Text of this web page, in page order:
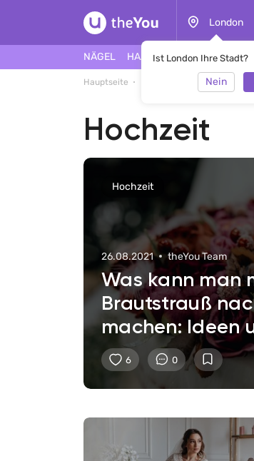
London
Ist London Ihre Stadt?
Nein
NÄGEL HAARE GESICHT
Hauptseite Hochzeit
Hochzeit
Hochzeit
26.08.2021 theYou Team
Was kann man
Brautstrauß
machen: Ideen
6 0